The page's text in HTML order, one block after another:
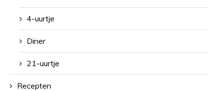
4-uurtje
Diner
21-uurtje
Recepten